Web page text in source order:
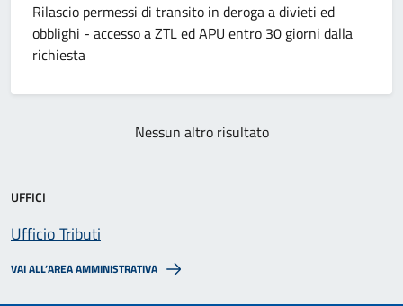
Rilascio permessi di transito in deroga a divieti ed
obblighi - accesso a ZTL ed APU entro 30 giorni dalla
richiesta
Nessun altro risultato
UFFICI
Ufficio Tributi
VAI ALL’AREA AMMINISTRATIVA